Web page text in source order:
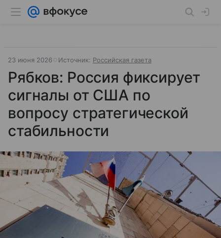
23 июня 2026 Источник: Российская газета
Рябков: Россия фиксирует
сигналы от США по
вопросу стратегической
стабильности